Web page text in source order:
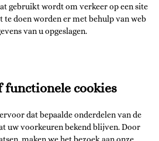
gebruikt wordt om verkeer op een site
te doen worden er met behulp van web
van u opgeslagen.
functionele cookies
dat bepaalde onderdelen van de
uw voorkeuren bekend blijven. Door